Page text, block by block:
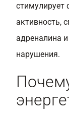
стимулирует
активность,
адреналина
нарушения.